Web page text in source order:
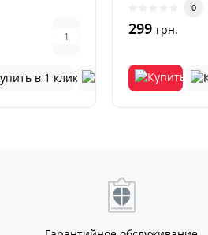
деформация и
выцветаниеУс..
0
299 грн.